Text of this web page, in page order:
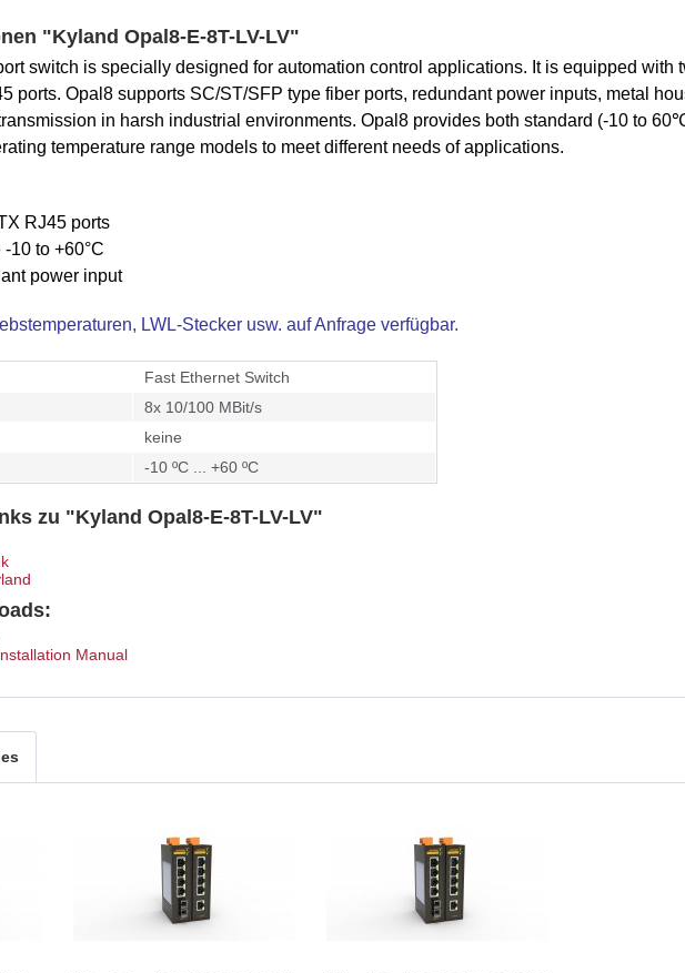
"Kyland Opal8-E-8T-LV-LV"
switch is specially designed for automation control applications. It is equipped with
ports. Opal8 supports SC/ST/SFP type fiber ports, redundant power inputs, metal
in harsh industrial environments. Opal8 provides both standard (-10 to
temperature range models to meet different needs of applications.
RJ45 ports
10 to +60°C
power input
LWL-Stecker usw. auf Anfrage verfügbar.
Fast Ethernet Switch
8x 10/100 MBit/s
keine
-10 ºC ... +60 ºC
zu "Kyland Opal8-E-8T-LV-LV"
Manual